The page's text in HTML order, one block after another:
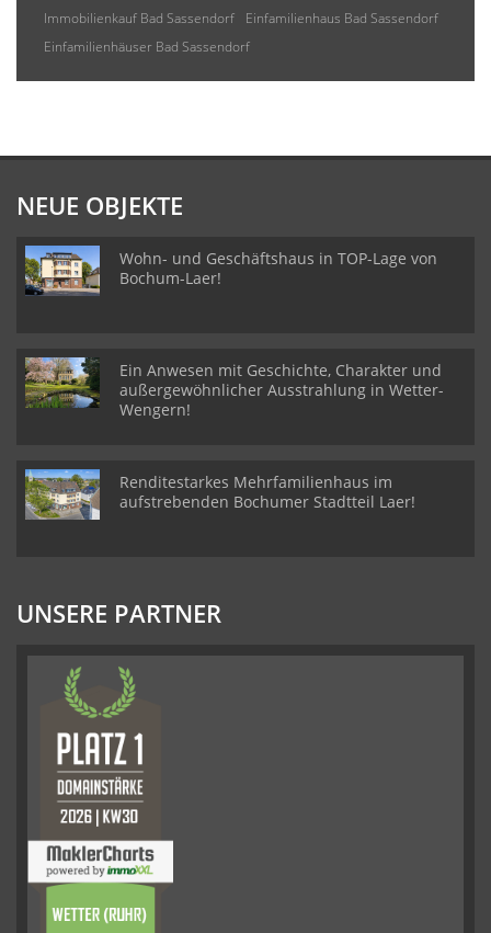
Immobilienkauf Bad Sassendorf
Einfamilienhaus Bad Sassendorf
Einfamilienhäuser Bad Sassendorf
NEUE OBJEKTE
Wohn- und Geschäftshaus in TOP-Lage von
Bochum-Laer!
Ein Anwesen mit Geschichte, Charakter und
außergewöhnlicher Ausstrahlung in Wetter-
Wengern!
Renditestarkes Mehrfamilienhaus im
aufstrebenden Bochumer Stadtteil Laer!
UNSERE PARTNER